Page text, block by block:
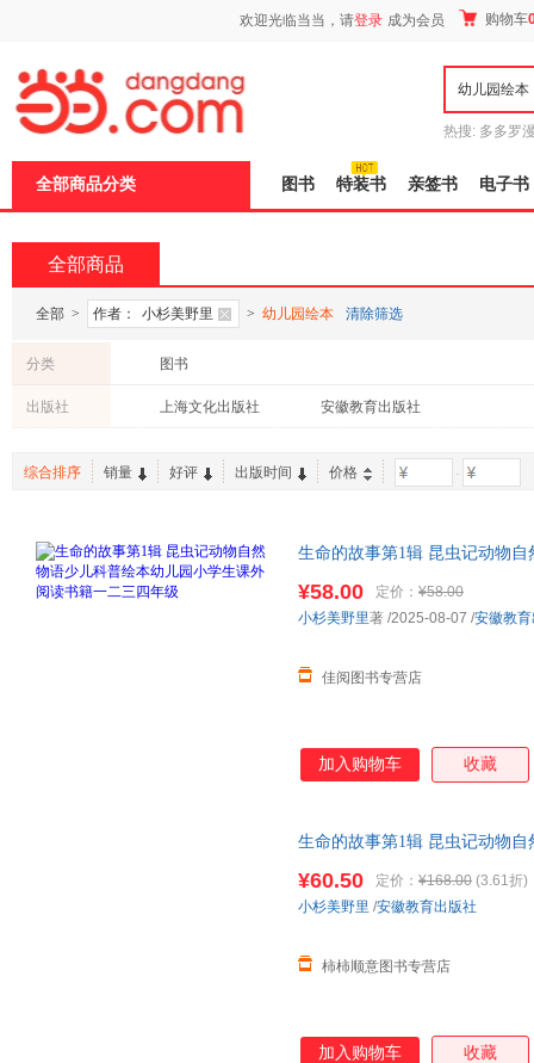
欢迎光临当当，请登录 成为会员 购物车
热搜: 多多罗
全部商品分类 图书 特装书 亲签书 电子书
全部商品
全部 > 作者： 小杉美野里 > 幼儿园绘本 清除筛选
分类 图书
出版社 上海文化出版社 安徽教育出版社
综合排序 销量 好评 出版时间 价格 -
生命的故事第1辑 昆虫记动物自
¥58.00 定价： ¥58.00
佳阅图书专营店
小杉美野里著 /2025-08-07 /安徽教
加入购物车 收藏
生命的故事第1辑 昆虫记动物自
¥60.50 定价： ¥168.00 (3.61折)
柿柿顺意图书专营店
小杉美野里 /安徽教育出版社
加入购物车 收藏
页
加